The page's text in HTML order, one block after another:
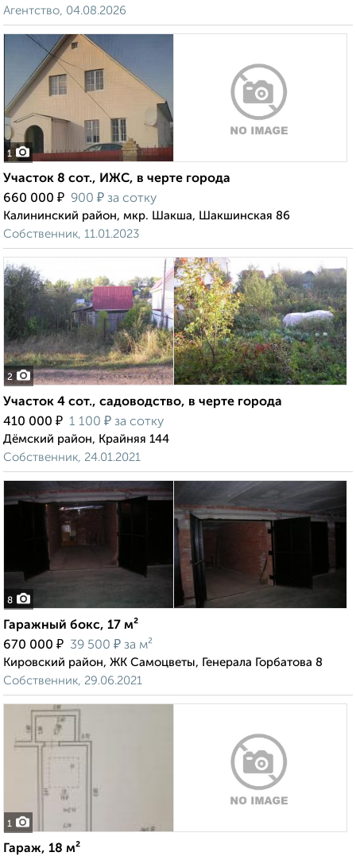
Агентство, 04.08.2026
1
Участок 8 сот., ИЖС, в черте города
660 000 ₽ 900 ₽ за сотку
Калининский район, мкр. Шакша, Шакшинская 86
Собственник, 11.01.2023
2
Участок 4 сот., садоводство, в черте города
410 000 ₽ 1 100 ₽ за сотку
Дёмский район, Крайняя 144
Собственник, 24.01.2021
8
Гаражный бокс, 17 м²
670 000 ₽ 39 500 ₽ за м²
Кировский район, ЖК Самоцветы, Генерала Горбатова 8
Собственник, 29.06.2021
1
Гараж, 18 м²